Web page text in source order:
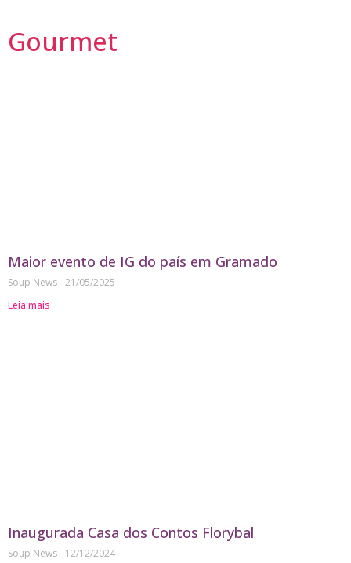
Gourmet
Maior evento de IG do país em Gramado
Soup News 21/05/2025
Leia mais
Inaugurada Casa dos Contos Florybal
Soup News
12/12/2024